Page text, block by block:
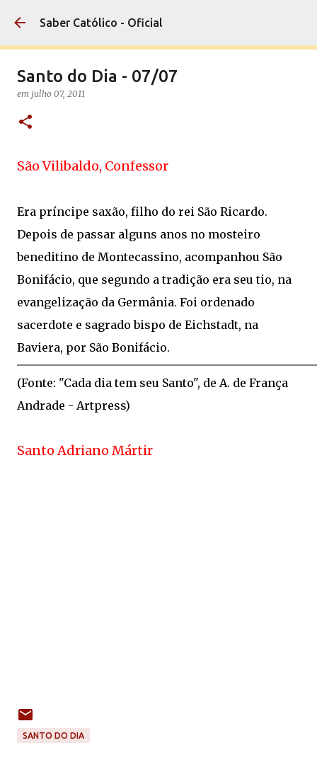
Pular para o conteúdo principal
Saber Católico - Oficial
Santo do Dia - 07/07
em julho 07, 2011
São Vilibaldo, Confessor
Era príncipe saxão, filho do rei São Ricardo.
Depois de passar alguns anos no mosteiro
beneditino de Montecassino, acompanhou São
Bonifácio, que segundo a tradição era seu tio, na
evangelização da Germânia. Foi ordenado
sacerdote e sagrado bispo de Eichstadt, na
Baviera, por São Bonifácio.
(Fonte: "Cada dia tem seu Santo", de A. de França
Andrade - Artpress)
Santo Adriano Mártir
SANTO DO DIA